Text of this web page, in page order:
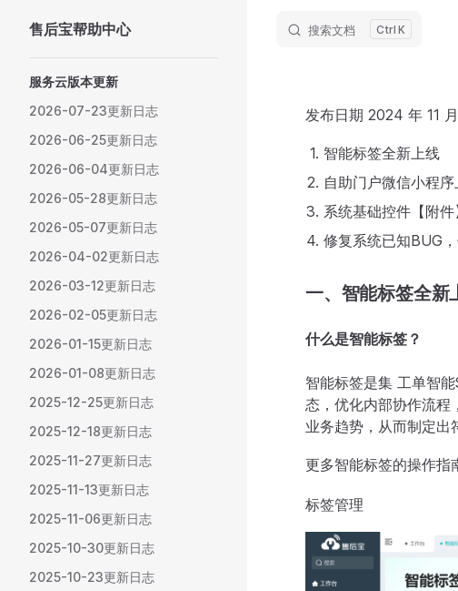
Skip to content
售后宝帮助中心 搜索文档 K
服务云版本更新
2026-07-23更新日志
2026-06-25更新日志
2026-06-04更新日志
2026-05-28更新日志
2026-05-07更新日志
2026-04-02更新日志
2026-03-12更新日志
2026-02-05更新日志
2026-01-15更新日志
2026-01-08更新日志
2025-12-25更新日志
2025-12-18更新日志
2025-11-27更新日志
2025-11-13更新日志
2025-11-06更新日志
2025-10-30更新日志
2025-10-23更新日志
发布日期 2024 年 11
智能标签全新上线
自助门户微信小程
系统基础控件【附
修复系统已知BUG
一、智能标签全新
什么是智能标签？
智能标签是集 工单智
态，优化内部协作流程
业务趋势，从而制定出
更多智能标签的操作指
标签管理